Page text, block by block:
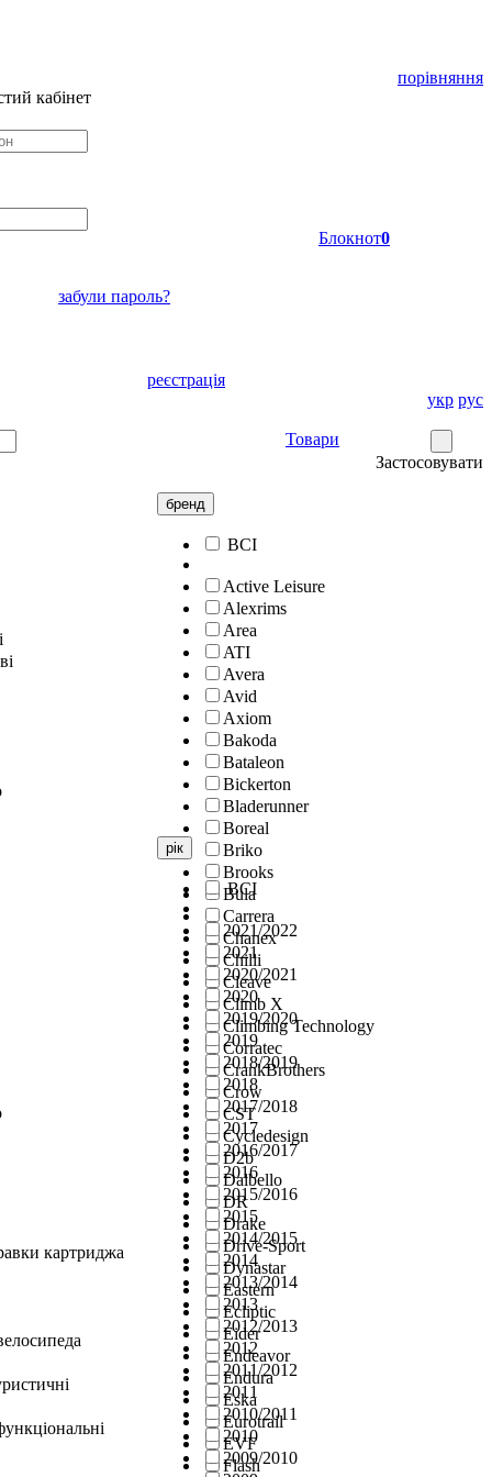
порівняння
кабінет
забули пароль?
реєстрація
Блокнот0
укр рус
Товари
Застосовувати
бренд
ВСІ
Active Leisure
Alexrims
Area
ATI
Avera
Avid
Axiom
Bakoda
Bataleon
Bickerton
Bladerunner
Boreal
Briko
Brooks
Bula
Carrera
Chanex
Chilli
Cleave
Climb X
Climbing Technology
Corratec
CrankBrothers
Crow
CST
Cycledesign
D2b
Dalbello
DR
Drake
Drive-Sport
Dynastar
Eastern
Ecliptic
Eider
Endeavor
Endura
Eska
Eurotrail
EVF
Flash
рік
ВСІ
2021/2022
2021
2020/2021
2020
2019/2020
2019
2018/2019
2018
2017/2018
2017
2016/2017
2016
2015/2016
2015
2014/2015
2014
2013/2014
2013
2012/2013
2012
2011/2012
2011
2010/2011
2010
2009/2010
картриджа